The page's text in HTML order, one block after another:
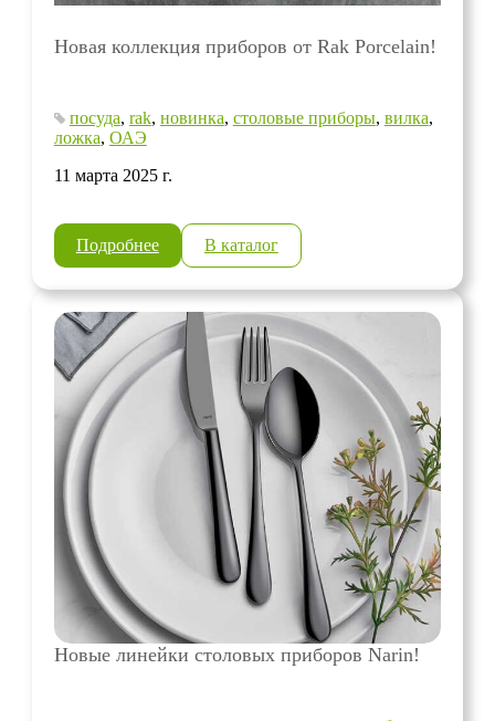
Новая коллекция приборов от Rak Porcelain!
посуда, rak, новинка, столовые приборы, вилка,
ложка, ОАЭ
11 марта 2025 г.
Подробнее В каталог
Новые линейки столовых приборов Narin!